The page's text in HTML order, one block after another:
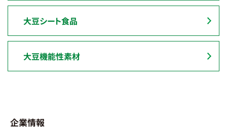
大豆シート食品
大豆機能性素材
企業情報